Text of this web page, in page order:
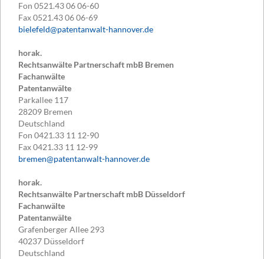
Fon 0521.43 06 06-60
Fax0521.43 06 06-69
bielefeld@patentanwalt-hannover.de
horak.
Rechtsanwälte Partnerschaft mbB Bremen
Fachanwälte
Patentanwälte
Parkallee 117
28209 Bremen
Deutschland
Fon 0421.33 11 12-90
Fax0421.33 11 12-99
bremen@patentanwalt-hannover.de
horak.
Rechtsanwälte Partnerschaft mbB Düsseldorf
Fachanwälte
Patentanwälte
Grafenberger Allee 293
40237 Düsseldorf
Deutschland